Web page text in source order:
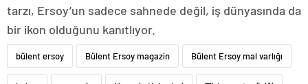
tarzı, Ersoy’un sadece sahnede değil, iş dünyasında da
bir ikon olduğunu kanıtlıyor.
bülent ersoy Bülent Ersoy magazin Bülent Ersoy mal varlığı